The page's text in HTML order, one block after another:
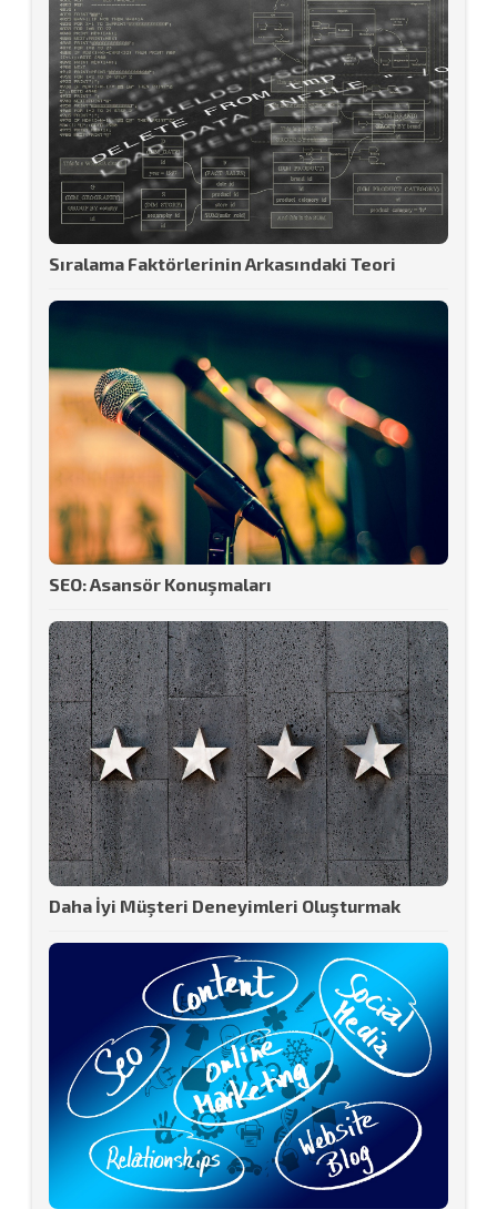
Sıralama Faktörlerinin Arkasındaki Teori
SEO: Asansör Konuşmaları
Daha İyi Müşteri Deneyimleri Oluşturmak